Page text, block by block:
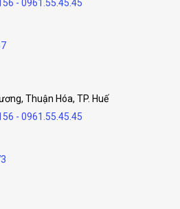
năng lượng mặt
2XS6A25G0-
- 0961.55.45.45
Thuận Hóa, TP. Huế
- 0961.55.45.45